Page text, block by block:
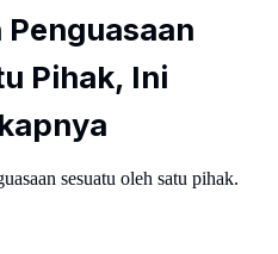
Pihak, Ini
sesuatu oleh satu pihak.